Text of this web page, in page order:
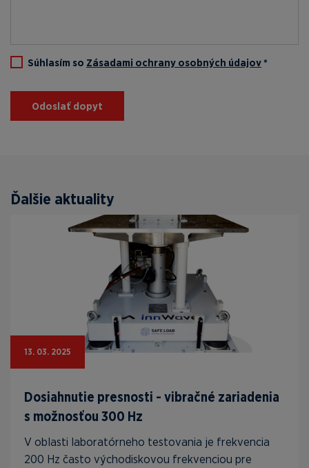
Súhlasím so Zásadami ochrany osobných údajov *
Odoslať dopyt
Ďalšie aktuality
13. 03. 2025
Dosiahnutie presnosti - vibračné zariadenia
s možnosťou 300 Hz
V oblasti laboratórneho testovania je frekvencia
200 Hz často východiskovou frekvenciou pre